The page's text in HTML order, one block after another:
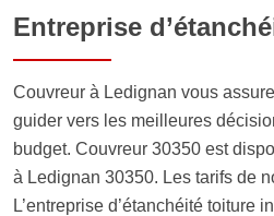
Entreprise
Couvreur à Ledignan vous
guider vers les meilleures
budget. Couvreur 30350 est
à Ledignan 30350. Les tarifs de
L’entreprise d’étanchéité